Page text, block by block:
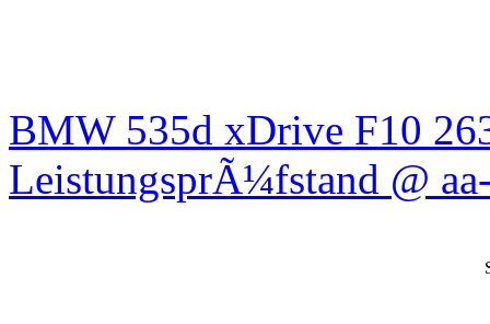
BMW 535d xDrive F10
LeistungsprÃ¼fstand @